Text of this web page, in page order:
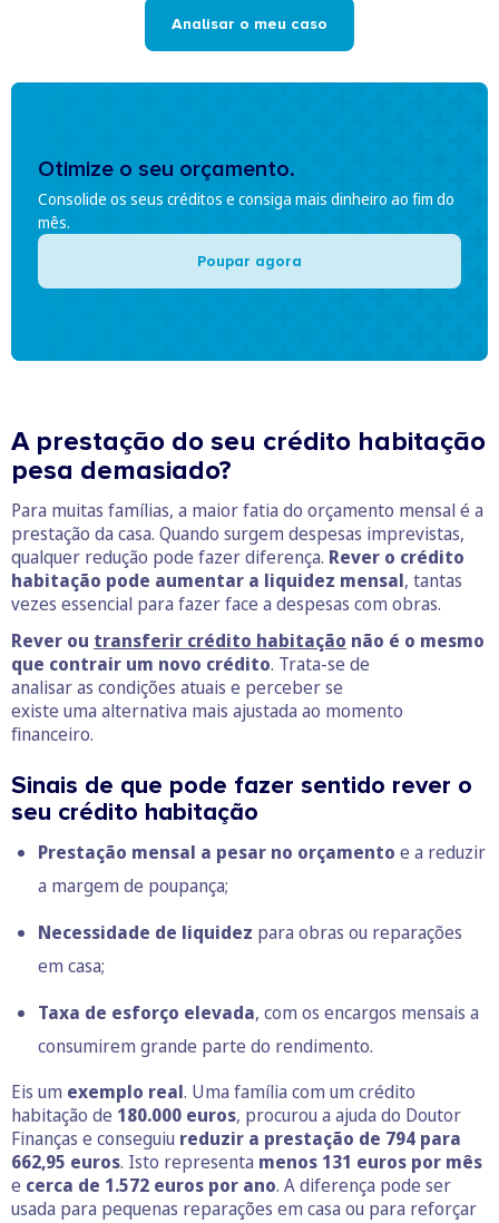
Analisar o meu caso
Otimize o seu orçamento.
Consolide os seus créditos e consiga mais dinheiro ao fim do
mês.
Poupar agora
A prestação do seu crédito habitação
pesa demasiado?
Para muitas famílias, a maior fatia do orçamento mensal é a
prestação da casa. Quando surgem despesas imprevistas,
qualquer redução pode fazer diferença. Rever o crédito
habitação pode aumentar a liquidez mensal, tantas
vezes essencial para fazer face a despesas com obras.
Rever ou transferir crédito habitação não é o mesmo
que contrair um novo crédito. Trata-se de
analisar as condições atuais e perceber se
existe uma alternativa mais ajustada ao momento
financeiro.
Sinais de que pode fazer sentido rever o
seu crédito habitação
Prestação mensal a pesar no orçamento e a reduzir
a margem de poupança;
Necessidade de liquidez para obras ou reparações
em casa;
Taxa de esforço elevada, com os encargos mensais a
consumirem grande parte do rendimento.
Eis um exemplo real. Uma família com um crédito
habitação de 180.000 euros, procurou a ajuda do Doutor
Finanças e conseguiu reduzir a prestação de 794 para
662,95 euros. Isto representa menos 131 euros por mês
e cerca de 1.572 euros por ano. A diferença pode ser
usada para pequenas reparações em casa ou para reforçar